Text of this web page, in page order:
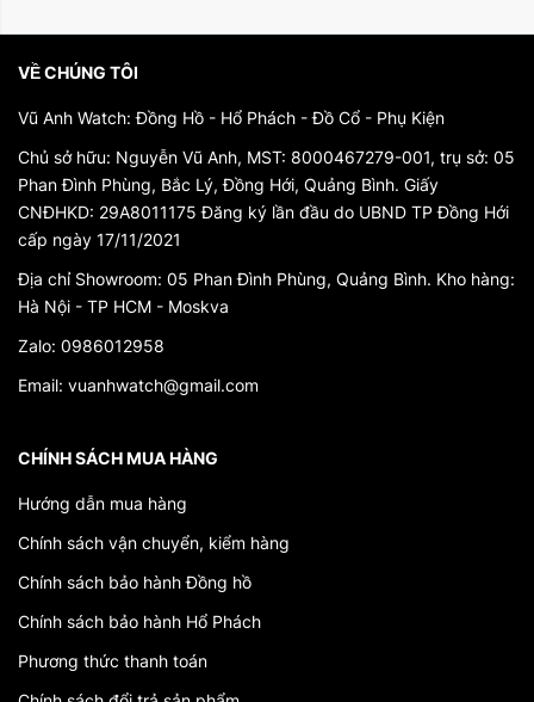
VỀ CHÚNG TÔI
Vũ Anh Watch: Đồng Hồ - Hổ Phách - Đồ Cổ - Phụ Kiện
Chủ sở hữu: Nguyễn Vũ Anh, MST: 8000467279-001, trụ sở: 05
Phan Đình Phùng, Bắc Lý, Đồng Hới, Quảng Bình. Giấy
CNĐHKD: 29A8011175 Đăng ký lần đầu do UBND TP Đồng Hới
cấp ngày 17/11/2021
Địa chỉ Showroom: 05 Phan Đình Phùng, Quảng Bình. Kho hàng:
Hà Nội - TP HCM - Moskva
Zalo: 0986012958
Email: vuanhwatch@gmail.com
CHÍNH SÁCH MUA HÀNG
Hướng dẫn mua hàng
Chính sách vận chuyển, kiểm hàng
Chính sách bảo hành Đồng hồ
Chính sách bảo hành Hổ Phách
Phương thức thanh toán